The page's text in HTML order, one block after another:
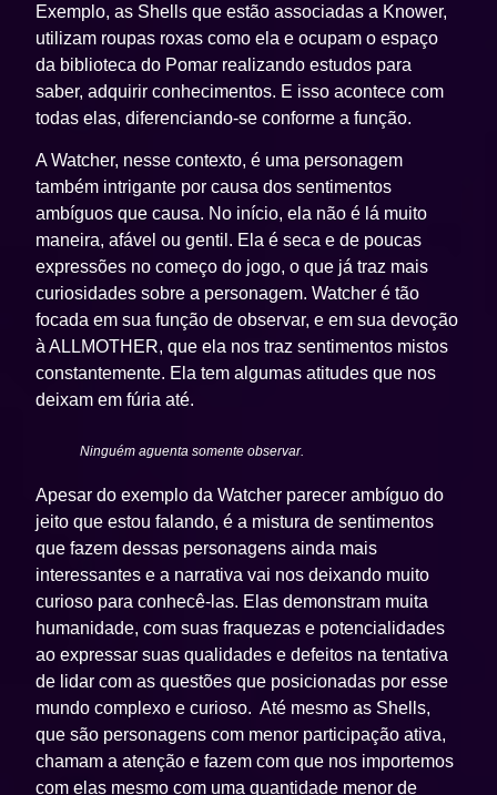
Exemplo, as Shells que estão associadas a Knower,
utilizam roupas roxas como ela e ocupam o espaço
da biblioteca do Pomar realizando estudos para
saber, adquirir conhecimentos. E isso acontece com
todas elas, diferenciando-se conforme a função.
A Watcher, nesse contexto, é uma personagem
também intrigante por causa dos sentimentos
ambíguos que causa. No início, ela não é lá muito
maneira, afável ou gentil. Ela é seca e de poucas
expressões no começo do jogo, o que já traz mais
curiosidades sobre a personagem. Watcher é tão
focada em sua função de observar, e em sua devoção
à ALLMOTHER, que ela nos traz sentimentos mistos
constantemente. Ela tem algumas atitudes que nos
deixam em fúria até.
Ninguém aguenta somente observar.
Apesar do exemplo da Watcher parecer ambíguo do
jeito que estou falando, é a mistura de sentimentos
que fazem dessas personagens ainda mais
interessantes e a narrativa vai nos deixando muito
curioso para conhecê-las. Elas demonstram muita
humanidade, com suas fraquezas e potencialidades
ao expressar suas qualidades e defeitos na tentativa
de lidar com as questões que posicionadas por esse
mundo complexo e curioso. Até mesmo as Shells,
que são personagens com menor participação ativa,
chamam a atenção e fazem com que nos importemos
com elas mesmo com uma quantidade menor de